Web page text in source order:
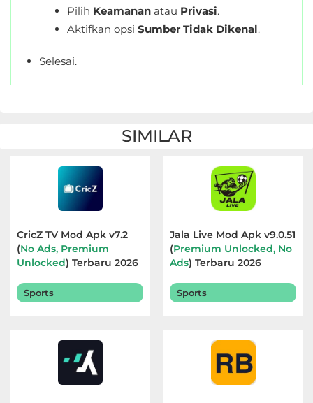
Pilih Keamanan atau Privasi.
Aktifkan opsi Sumber Tidak Dikenal.
Selesai.
SIMILAR
CricZ TV Mod Apk v7.2
(No Ads, Premium
Unlocked) Terbaru 2026
Sports
Jala Live Mod Apk v9.0.51
(Premium Unlocked, No
Ads) Terbaru 2026
Sports